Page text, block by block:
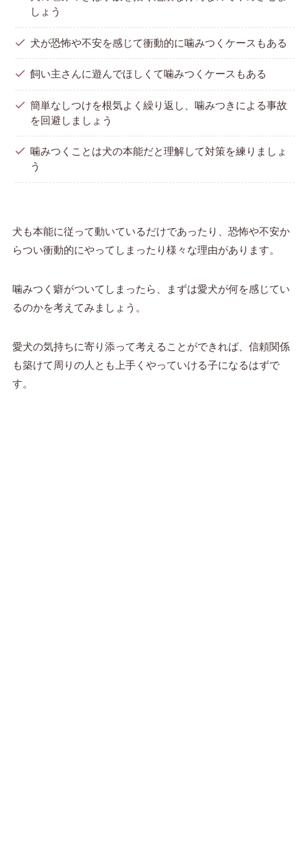
しょう
犬が恐怖や不安を感じて衝動的に噛みつくケースもある
飼い主さんに遊んでほしくて噛みつくケースもある
簡単なしつけを根気よく繰り返し、噛みつきによる事故
を回避しましょう
噛みつくことは犬の本能だと理解して対策を練りましょ
う
犬も本能に従って動いているだけであったり、恐怖や不安か
らつい衝動的にやってしまったり様々な理由があります。
噛みつく癖がついてしまったら、まずは愛犬が何を感じてい
るのかを考えてみましょう。
愛犬の気持ちに寄り添って考えることができれば、信頼関係
も築けて周りの人とも上手くやっていける子になるはずで
す。